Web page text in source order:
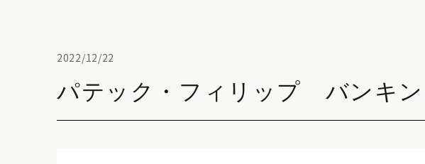
2022/12/22
パテック・フィリップ バンキン